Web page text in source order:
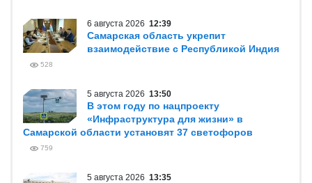
6 августа 2026 12:39
Самарская область укрепит
взаимодействие с Республикой Индия
528
5 августа 2026 13:50
В этом году по нацпроекту
«Инфраструктура для жизни» в
Самарской области установят 37 светофоров
759
5 августа 2026 13:35